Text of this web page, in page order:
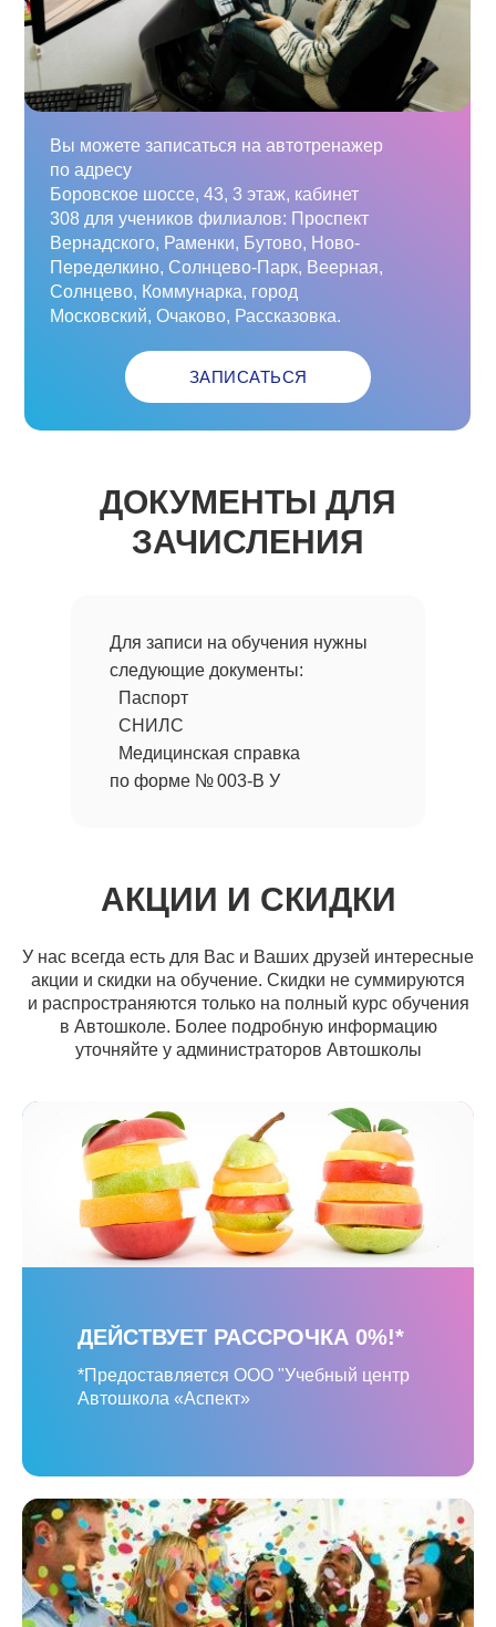
ЗАПИСАТЬСЯ
Вы можете записаться на автотренажер
по адресу
Боровское шоссе, 43, 3 этаж, кабинет
308 для учеников филиалов: Проспект
Вернадского, Раменки, Бутово, Ново-
Переделкино, Солнцево-Парк, Веерная,
Солнцево, Коммунарка, город
Московский, Очаково, Рассказовка.
ДОКУМЕНТЫ ДЛЯ
ЗАЧИСЛЕНИЯ
Для записи на обучения нужны
следующие документы:
Паспорт
СНИЛС
Медицинская справка
по форме № 003-B У
АКЦИИ И СКИДКИ
У нас всегда есть для Вас и Ваших друзей интересные
акции и скидки на обучение. Скидки не суммируются
и распространяются только на полный курс обучения
в Автошколе. Более подробную информацию
уточняйте у администраторов Автошколы
ДЕЙСТВУЕТ РАССРОЧКА 0%!*
*Предоставляется ООО "Учебный центр
Автошкола «Аспект»